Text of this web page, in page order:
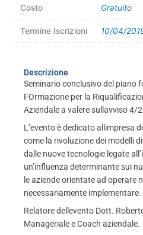
Costo Gratuito
Termine Iscrizioni 10/04/
Descrizione
Seminario conclusivo del piano
FOrmazione per la
Aziendale a valere sullavviso
L’evento è dedicato allimpresa
come la rivoluzione dei modelli
dalle nuove tecnologie legate
un’influenza determinante sui
le aziende orientate ad operare
necessariamente implementare.
Relatore dellevento Dott.
Manageriale e Coach aziendale.